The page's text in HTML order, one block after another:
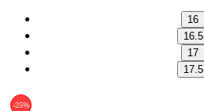
16
16.5
17
17.5
-25%